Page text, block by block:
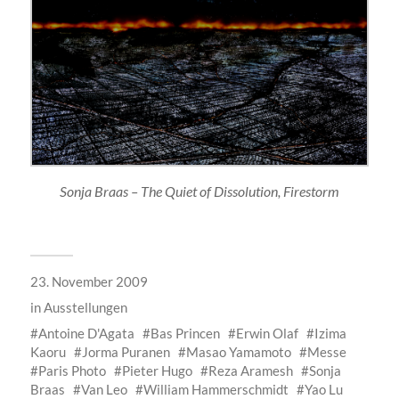
Sonja Braas – The Quiet of Dissolution, Firestorm
23. November 2009
inAusstellungen
Antoine D'Agata
Bas Princen Erwin Olaf
Izima
Kaoru
Jorma Puranen Masao Yamamoto
Messe
Paris Photo
Pieter Hugo Reza Aramesh
Sonja
Braas
Van Leo William Hammerschmidt Yao Lu